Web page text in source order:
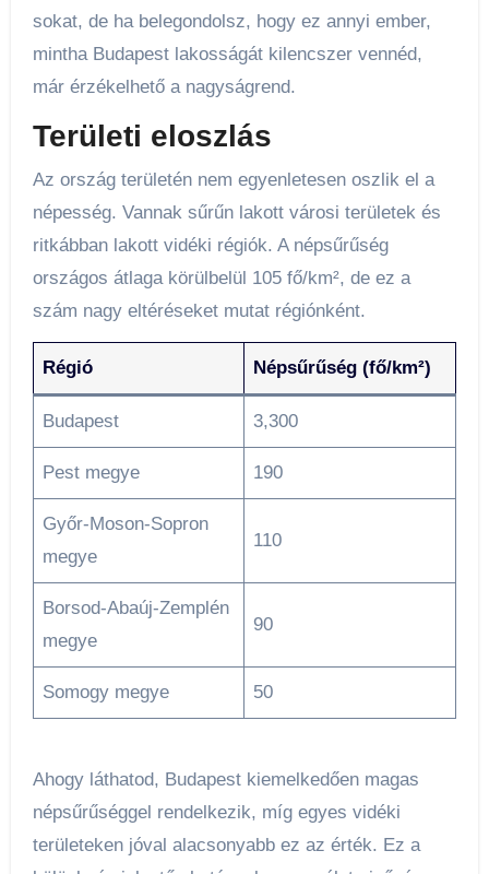
sokat, de ha belegondolsz, hogy ez annyi ember,
mintha Budapest lakosságát kilencszer vennéd,
már érzékelhető a nagyságrend.
Területi eloszlás
Az ország területén nem egyenletesen oszlik el a
népesség. Vannak sűrűn lakott városi területek és
ritkábban lakott vidéki régiók. A népsűrűség
országos átlaga körülbelül 105 fő/km², de ez a
szám nagy eltéréseket mutat régiónként.
Régió Népsűrűség (fő/km²)
Budapest 3,300
Pest megye 190
Győr-Moson-Sopron
megye
110
Borsod-Abaúj-Zemplén
megye
90
Somogy megye 50
Ahogy láthatod, Budapest kiemelkedően magas
népsűrűséggel rendelkezik, míg egyes vidéki
területeken jóval alacsonyabb ez az érték. Ez a